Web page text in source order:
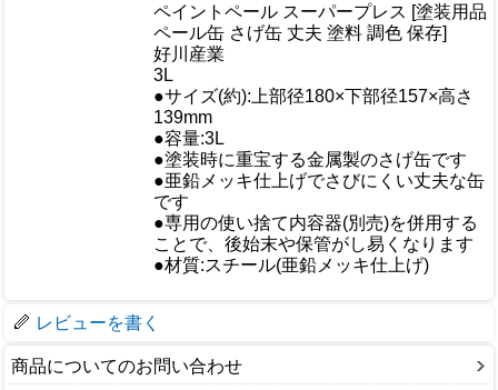
ペイントペール スーパープレス [塗装用品
ペール缶 さげ缶 丈夫 塗料 調色 保存]
好川産業
3L
●サイズ(約):上部径180×下部径157×高さ
139mm
●容量:3L
●塗装時に重宝する金属製のさげ缶です
●亜鉛メッキ仕上げでさびにくい丈夫な缶
です
●専用の使い捨て内容器(別売)を併用する
ことで、後始末や保管がし易くなります
●材質:スチール(亜鉛メッキ仕上げ)
レビューを書く
商品についてのお問い合わせ